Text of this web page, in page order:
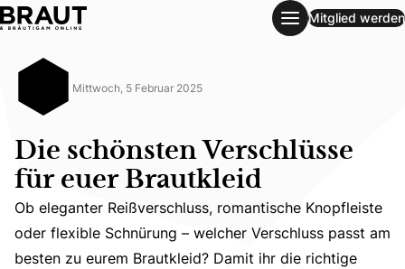
Die schönsten Verschlüsse für euer Brautkleid
Mitglied werden
Mittwoch, 5 Februar 2025
Die schönsten Verschlüsse
für euer Brautkleid
Ob eleganter Reißverschluss, romantische Knopfleiste
Ob eleganter Reißverschluss, romantische Knopfleiste
oder flexible Schnürung – welcher Verschluss passt am
besten zu eurem Brautkleid? Damit ihr die richtige